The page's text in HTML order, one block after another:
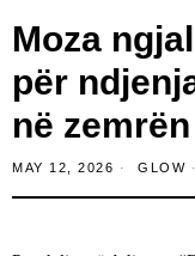
Moza
për
në
MAY 12, 2026 GLOW